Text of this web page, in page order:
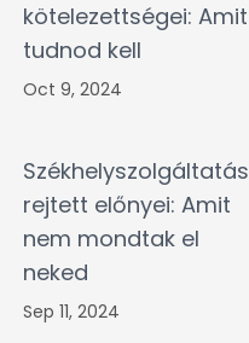
kötelezettségei: Amit
tudnod kell
Oct 9, 2024
Székhelyszolgáltatás
rejtett előnyei: Amit
nem mondtak el
neked
Sep 11, 2024